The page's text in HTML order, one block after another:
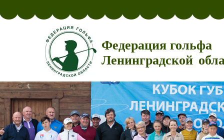
Федерация гольфа
Ленинградской